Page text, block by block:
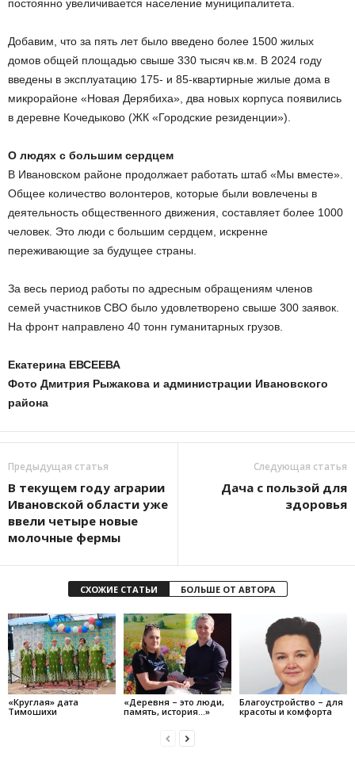
постоянно увеличивается население муниципалитета.
Добавим, что за пять лет было введено более 1500 жилых
домов общей площадью свыше 330 тысяч кв.м. В 2024 году
введены в эксплуатацию 175- и 85-квартирные жилые дома в
микрорайоне «Новая Дерябиха», два новых корпуса появились
в деревне Кочедыково (ЖК «Городские резиденции»).
О людях с большим сердцем
В Ивановском районе продолжает работать штаб «Мы вместе».
Общее количество волонтеров, которые были вовлечены в
деятельность общественного движения, составляет более 1000
человек. Это люди с большим сердцем, искренне
переживающие за будущее страны.
За весь период работы по адресным обращениям членов
семей участников СВО было удовлетворено свыше 300 заявок.
На фронт направлено 40 тонн гуманитарных грузов.
Екатерина ЕВСЕЕВА
Фото Дмитрия Рыжакова и администрации Ивановского
района
Предыдущая статья
В текущем году аграрии
Ивановской области уже
ввели четыре новые
молочные фермы
Следующая статья
Дача с пользой для
здоровья
СХОЖИЕ СТАТЬИ БОЛЬШЕ ОТ АВТОРА
«Круглая» дата
Тимошихи
«Деревня – это люди,
память, история…»
Благоустройство – для
красоты и комфорта